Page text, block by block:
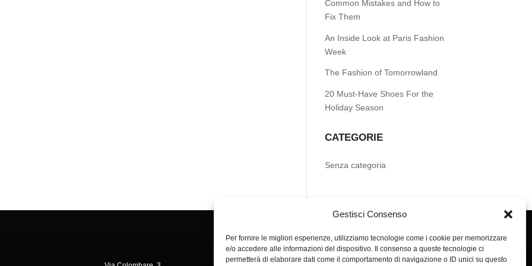
Gestisci Consenso
Per fornire le migliori esperienze, utilizziamo tecnologie come i cookie per memorizzare
e/o accedere alle informazioni del dispositivo. Il consenso a queste tecnologie ci
permetterà di elaborare dati come il comportamento di navigazione o ID unici su questo
Common Mistakes and How to
Fix Them
An Inside Look at Paris Fashion
Week
The Fashion of Tomorrowland
20 Must-Have Shoes For the
Holiday Season
CATEGORIE
Senza categoria